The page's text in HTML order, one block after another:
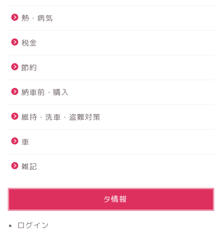
熱・病気
税金
節約
納車前・購入
維持・洗車・盗難対策
車
雑記
メタ情報
ログイン
ビュー